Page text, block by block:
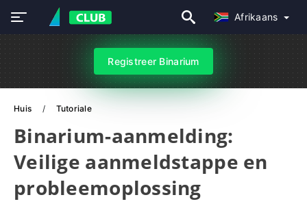
Afrikaans
Registreer Binarium
Huis Tutoriale
Binarium-aanmelding:
Veilige aanmeldstappe en
probleemoplossing